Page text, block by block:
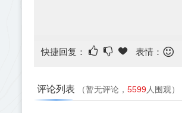
快捷回复： 表情：
评论列表 （暂无评论， 5599人围观）